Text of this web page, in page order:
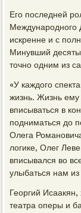
Его последней
Международного
искренне и с
Минувший
точно одним из
«У каждого
жизнь. Жизнь ему
вписываться в
подниматься до
Олега
логике, Олег
вписывался во
улыбаться нам
Георгий
театра оперы и